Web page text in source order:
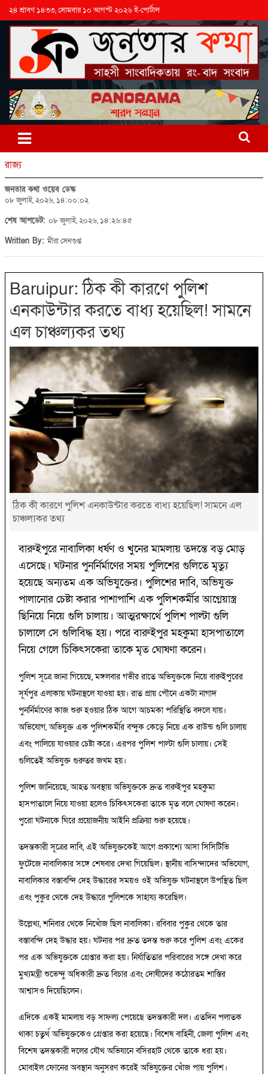
২৪ শ্রাবণ ১৪৩৩, সোমবার ১০ আগস্ট ২০২৬ ই-পোর্টাল
রাজ্য
জনতার কথা ওয়েব ডেস্ক
০৮ জুলাই, ২০২৬, ১৪:০০:০২
শেষ আপডেট: ০৮ জুলাই, ২০২৬, ১৪:২৬:৪৫
Written By:মীরা সেনগুপ্ত
Baruipur: ঠিক কী কারণে পুলিশ
এনকাউন্টার করতে বাধ্য হয়েছিল! সামনে
এল চাঞ্চল্যকর তথ্য
ঠিক কী কারণে পুলিশ এনকাউন্টার করতে বাধ্য হয়েছিল! সামনে এল
চাঞ্চল্যকর তথ্য
বারুইপুরে নাবালিকা ধর্ষণ ও খুনের মামলায় তদন্তে বড় মোড়
এসেছে। ঘটনার পুনর্নির্মাণের সময় পুলিশের গুলিতে মৃত্যু
হয়েছে অন্যতম এক অভিযুক্তের। পুলিশের দাবি, অভিযুক্ত
পালানোর চেষ্টা করার পাশাপাশি এক পুলিশকর্মীর আগ্নেয়াস্ত্র
ছিনিয়ে নিয়ে গুলি চালায়। আত্মরক্ষার্থে পুলিশ পাল্টা গুলি
চালালে সে গুলিবিদ্ধ হয়। পরে বারুইপুর মহকুমা হাসপাতালে
নিয়ে গেলে চিকিৎসকেরা তাকে মৃত ঘোষণা করেন।
পুলিশ সূত্রে জানা গিয়েছে, মঙ্গলবার গভীর রাতে অভিযুক্তকে নিয়ে বারুইপুরের
সূর্যপুর এলাকায় ঘটনাস্থলে যাওয়া হয়। রাত প্রায় পৌনে একটা নাগাদ
পুনর্নির্মাণের কাজ শুরু হওয়ার ঠিক আগে আচমকা পরিস্থিতি বদলে যায়।
অভিযোগ, অভিযুক্ত এক পুলিশকর্মীর বন্দুক কেড়ে নিয়ে এক রাউন্ড গুলি চালায়
এবং পালিয়ে যাওয়ার চেষ্টা করে। এরপর পুলিশ পাল্টা গুলি চালায়। সেই
গুলিতেই অভিযুক্ত গুরুতর জখম হয়।
পুলিশ জানিয়েছে, আহত অবস্থায় অভিযুক্তকে দ্রুত বারুইপুর মহকুমা
হাসপাতালে নিয়ে যাওয়া হলেও চিকিৎসকেরা তাকে মৃত বলে ঘোষণা করেন।
পুরো ঘটনাকে ঘিরে প্রয়োজনীয় আইনি প্রক্রিয়া শুরু হয়েছে।
তদন্তকারী সূত্রের দাবি, এই অভিযুক্তকেই আগে প্রকাশ্যে আসা সিসিটিভি
ফুটেজে নাবালিকার সঙ্গে শেষবার দেখা গিয়েছিল। স্থানীয় বাসিন্দাদের অভিযোগ,
নাবালিকার বস্তাবন্দি দেহ উদ্ধারের সময়ও ওই অভিযুক্ত ঘটনাস্থলে উপস্থিত ছিল
এবং পুকুর থেকে দেহ উদ্ধারে পুলিশকে সাহায্য করেছিল।
উল্লেখ্য, শনিবার থেকে নিখোঁজ ছিল নাবালিকা। রবিবার পুকুর থেকে তার
বস্তাবন্দি দেহ উদ্ধার হয়। ঘটনার পর দ্রুত তদন্ত শুরু করে পুলিশ এবং একের
পর এক অভিযুক্তকে গ্রেপ্তার করা হয়। নির্যাতিতার পরিবারের সঙ্গে দেখা করে
মুখ্যমন্ত্রী শুভেন্দু অধিকারী দ্রুত বিচার এবং দোষীদের কঠোরতম শাস্তির
আশ্বাসও দিয়েছিলেন।
এদিকে একই মামলায় বড় সাফল্য পেয়েছে তদন্তকারী দল। এতদিন পলাতক
থাকা চতুর্থ অভিযুক্তকেও গ্রেপ্তার করা হয়েছে। বিশেষ বাহিনী, জেলা পুলিশ এবং
বিশেষ তদন্তকারী দলের যৌথ অভিযানে বসিরহাট থেকে তাকে ধরা হয়।
মোবাইল ফোনের অবস্থান অনুসরণ করেই অভিযুক্তের খোঁজ পায় পুলিশ।